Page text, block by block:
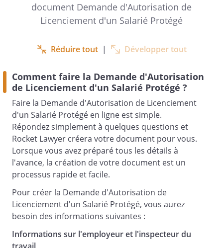
à un entretien
préalable qui a eu lieu le
. Les échanges lors de
cet entretien n'ont malheureusement pas
permis de .
Vous souhaitant bonne réception de la
présente, et dans l'attente de votre
réponse, nous vous prions de croire, ,
l'expression de notre considération
distinguée.
document Demande d'Autorisation de
Licenciement d'un Salarié Protégé
Réduire tout | Développer tout
Comment faire la Demande d'Autorisation
de Licenciement d'un Salarié Protégé ?
Faire la Demande d'Autorisation de Licenciement
d'un Salarié Protégé en ligne est simple.
Répondez simplement à quelques questions et
Rocket Lawyer créera votre document pour vous.
Lorsque vous avez préparé tous les détails à
l'avance, la création de votre document est un
processus rapide et facile.
Pour créer la Demande d'Autorisation de
Licenciement d'un Salarié Protégé, vous aurez
besoin des informations suivantes :
Informations sur l'employeur et l'inspecteur du